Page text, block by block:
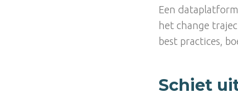
Een
het change
best practices,
Schiet